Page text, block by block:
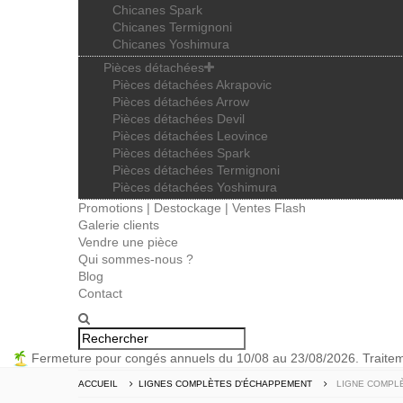
Chicanes Spark
Chicanes Termignoni
Chicanes Yoshimura
Pièces détachées
Pièces détachées Akrapovic
Pièces détachées Arrow
Pièces détachées Devil
Pièces détachées Leovince
Pièces détachées Spark
Pièces détachées Termignoni
Pièces détachées Yoshimura
Promotions | Destockage | Ventes Flash
Galerie clients
Vendre une pièce
Qui sommes-nous ?
Blog
Contact
Fermeture pour congés annuels du 10/08 au 23/08/2026.
ACCUEIL LIGNES COMPLÈTES D'ÉCHAPPEMENT LIGNE